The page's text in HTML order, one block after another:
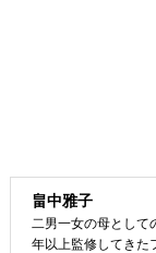
畠中雅子
二男一女の母として
年以上監修してきた